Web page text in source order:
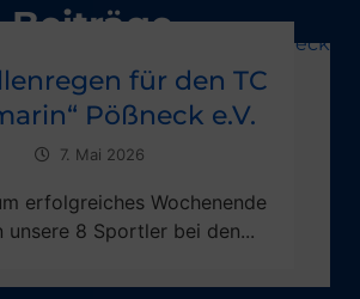
Beiträge
für den TC
Pößneck e.V.
7. Mai 2026
erfolgreiches Wochenende
unsere 8 Sportler bei den...